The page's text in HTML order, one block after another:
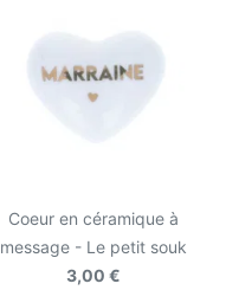
Coeur en céramique à
message - Le petit souk
3,00 €